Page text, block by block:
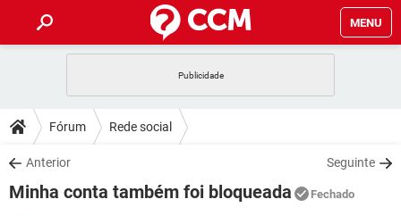
MENU
CELULAR
OUTLOOK
INSTAGRAM GMAIL
DICAS
JOGOS
DOWNLOADS
JOGOS WHATSAPP
Fórum Rede social
Anterior Seguinte
Minha conta também foi bloqueada Fechado